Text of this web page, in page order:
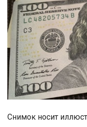
Снимок носит